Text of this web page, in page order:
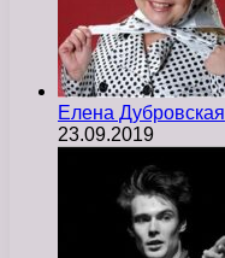
Елена Дубровская
23.09.2019